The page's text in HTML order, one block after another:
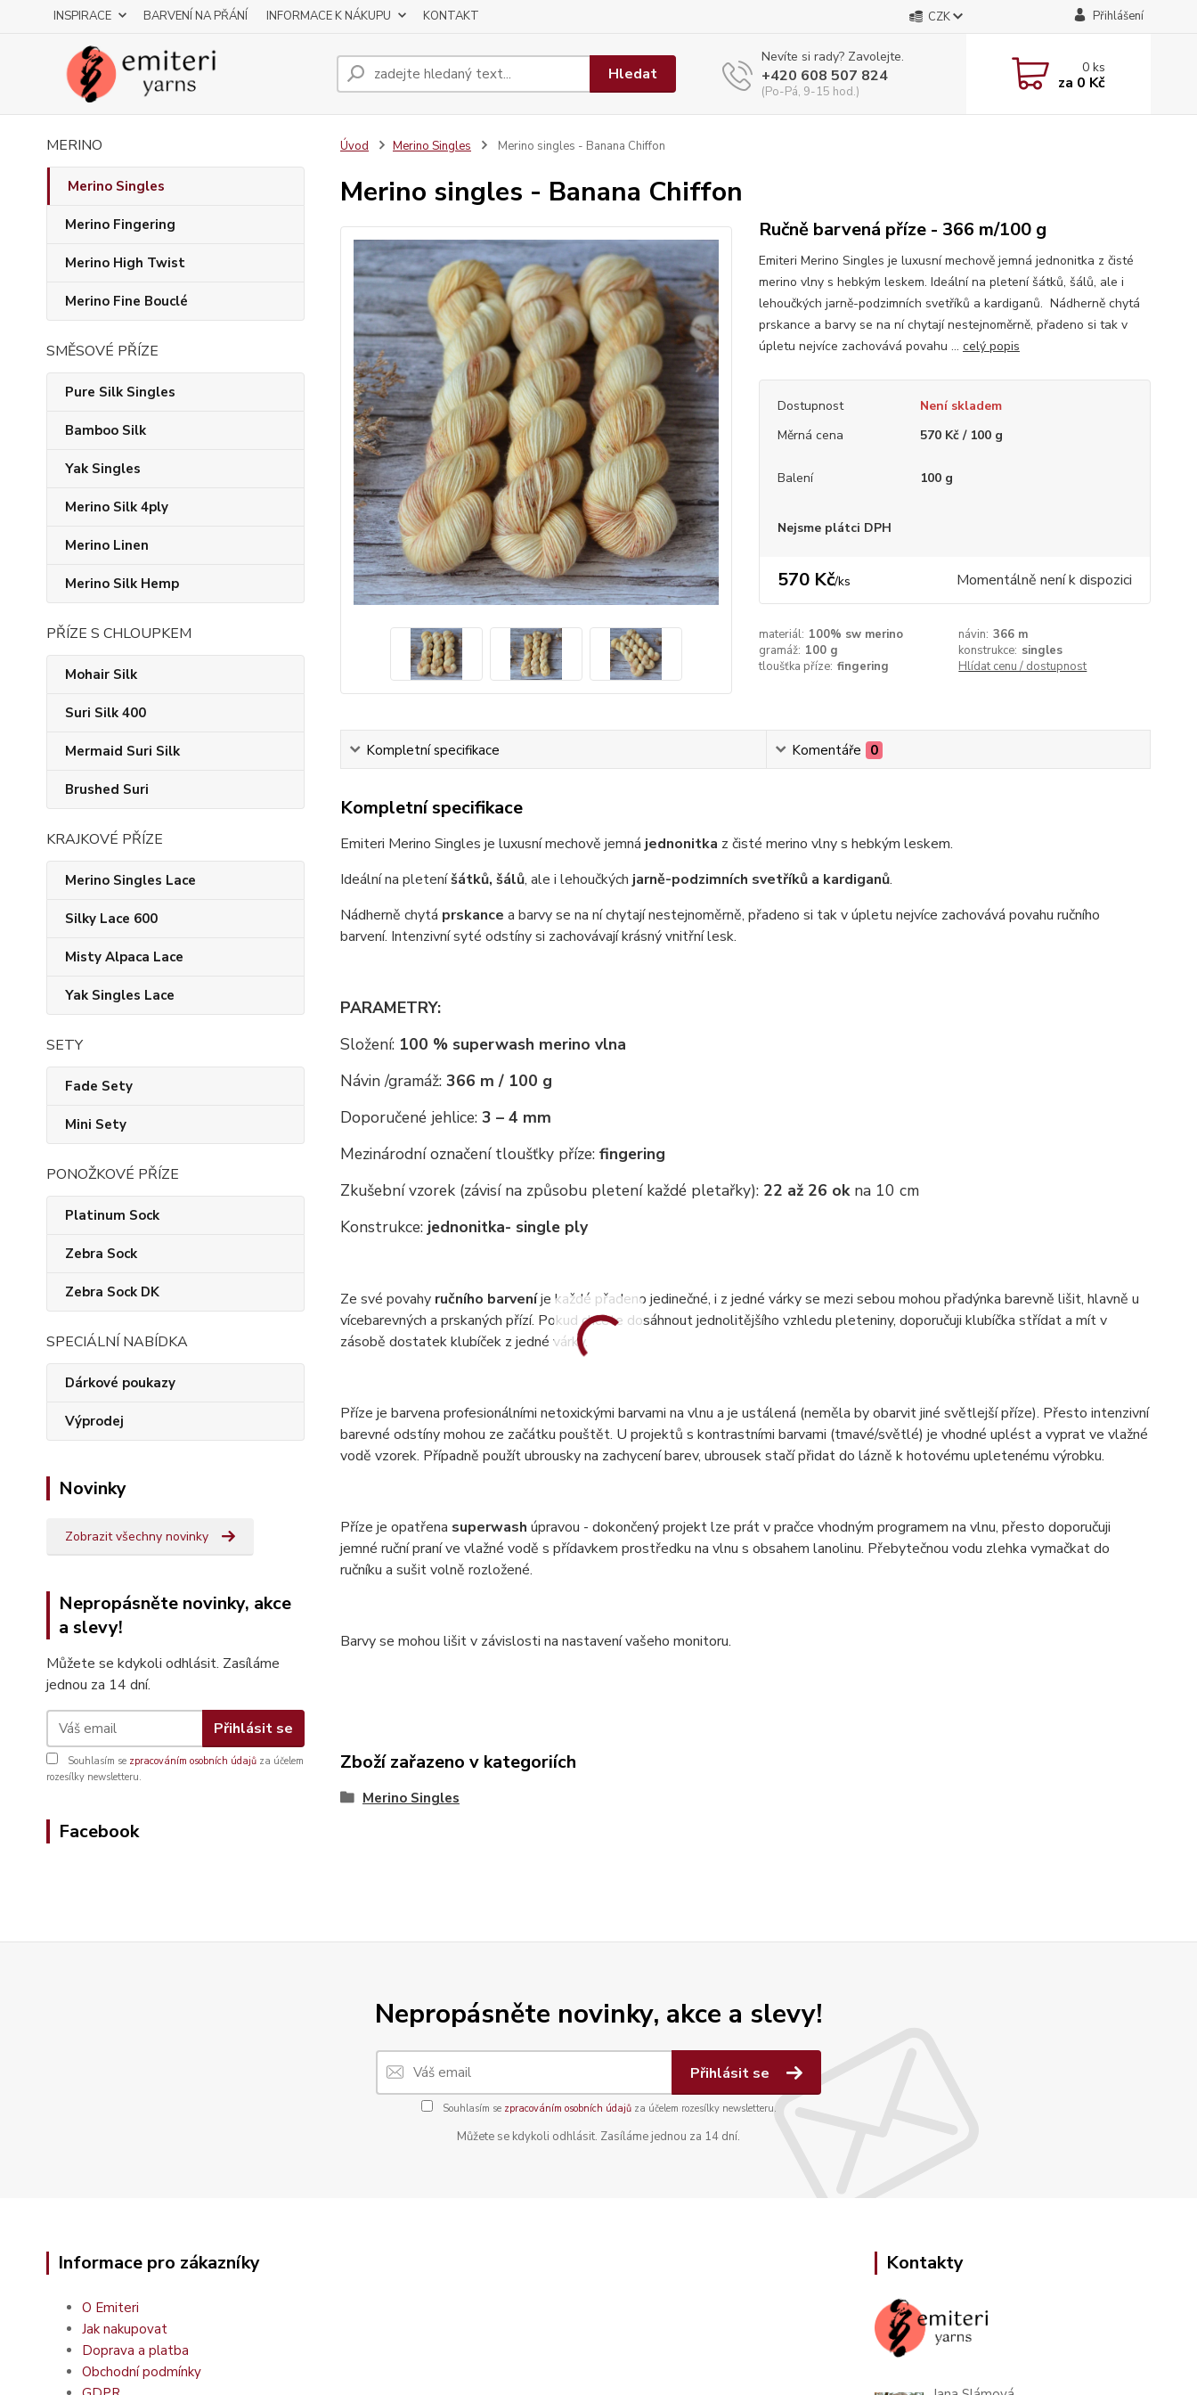
INSPIRACE BARVENÍ NA PŘÁNÍ INFORMACE K NÁKUPU KONTAKT CZK Přihlášení
Hledat
Nevíte si rady? Zavolejte.
+420 608 507 824
(Po-Pá, 9-15 hod.)
0ks
za 0 Kč
MERINO
Merino Singles
Merino Fingering
Merino High Twist
Merino Fine Bouclé
SMĚSOVÉ PŘÍZE
Pure Silk Singles
Bamboo Silk
Yak Singles
Merino Silk 4ply
Merino Linen
Merino Silk Hemp
PŘÍZE S CHLOUPKEM
Mohair Silk
Suri Silk 400
Mermaid Suri Silk
Brushed Suri
KRAJKOVÉ PŘÍZE
Merino Singles Lace
Silky Lace 600
Misty Alpaca Lace
Yak Singles Lace
SETY
Fade Sety
Mini Sety
PONOŽKOVÉ PŘÍZE
Platinum Sock
Zebra Sock
Zebra Sock DK
SPECIÁLNÍ NABÍDKA
Dárkové poukazy
Výprodej
Novinky
Zobrazit všechny novinky
Nepropásněte novinky, akce
a slevy!
Můžete se kdykoli odhlásit. Zasíláme
jednou za 14 dní.
Přihlásit se
Souhlasím se zpracováním osobních údajů za účelem
rozesílky newsletteru.
Facebook
Úvod Merino Singles Merino singles - Banana Chiffon
Merino singles - Banana Chiffon
Ručně barvená příze - 366 m/100 g
Emiteri Merino Singles je luxusní mechově jemná jednonitka z čisté
merino vlny s hebkým leskem. Ideální na pletení šátků, šálů, ale i
lehoučkých jarně-podzimních svetříků a kardiganů. Nádherně chytá
prskance a barvy se na ní chytají nestejnoměrně, přadeno si tak v
úpletu nejvíce zachovává povahu ... celý popis
Dostupnost
Není skladem
Měrná cena
570 Kč / 100 g
Balení 100 g
Nejsme plátci DPH
570 Kč/ks Momentálně není k dispozici
materiál: 100% sw merino návin: 366 m
gramáž: 100 g konstrukce: singles
tloušťka příze: fingering Hlídat cenu / dostupnost
Kompletní specifikace Komentáře 0
Kompletní specifikace
Emiteri Merino Singles je luxusní mechově jemná jednonitka z čisté merino vlny s hebkým leskem.
Ideální na pleteníšátků, šálů, ale i lehoučkých jarně-podzimních svetříků a kardiganů.
Nádherně chytá prskance a barvy se na ní chytají nestejnoměrně, přadeno si tak v úpletu nejvíce zachovává povahu ručního
barvení. Intenzivní syté odstíny si zachovávají krásný vnitřní lesk.
PARAMETRY:
Složení: 100 % superwash merino vlna
Návin /gramáž:366 m / 100 g
Doporučené jehlice: 3 – 4 mm
Mezinárodní označení tloušťky příze: fingering
Zkušební vzorek (závisí na způsobu pletení každé pletařky): 22 až 26 okna 10 cm
Konstrukce: jednonitka- single ply
Ze své povahyručního barveníje každé přadeno jedinečné, i z jedné várky se mezi sebou mohou přadýnka barevně lišit, hlavně u
vícebarevných a prskaných přízí. Pokud chcete dosáhnout jednolitějšího vzhledu pleteniny, doporučuji klubíčka střídat a mít v
zásobě dostatek klubíček z jedné várky.
Příze je barvena profesionálními netoxickými barvami na vlnu a je ustálená (neměla by obarvit jiné světlejší příze). Přesto intenzivní
barevné odstíny mohou ze začátku pouštět. U projektů s kontrastními barvami (tmavé/světlé) je vhodné uplést a vyprat ve vlažné
vodě vzorek. Případně použít ubrousky na zachycení barev, ubrousek stačí přidat do lázně k hotovému upletenému výrobku.
Příze je opatřena superwash úpravou - dokončený projekt lze prát v pračce vhodným programem na vlnu, přesto doporučuji
jemné ruční praní ve vlažné vodě s přídavkem prostředku na vlnu s obsahem lanolinu. Přebytečnou vodu zlehka vymačkat do
ručníku a sušit volně rozložené.
Barvy se mohou lišit v závislosti na nastavení vašeho monitoru.
Zboží zařazeno v kategoriích
Merino Singles
Nepropásněte novinky, akce a slevy!
Přihlásit se
Souhlasím se zpracováním osobních údajůza účelem rozesílky newsletteru.
Můžete se kdykoli odhlásit. Zasíláme jednou za 14 dní.
Informace pro zákazníky
O Emiteri
Jak nakupovat
Doprava a platba
Obchodní podmínky
Kontakty